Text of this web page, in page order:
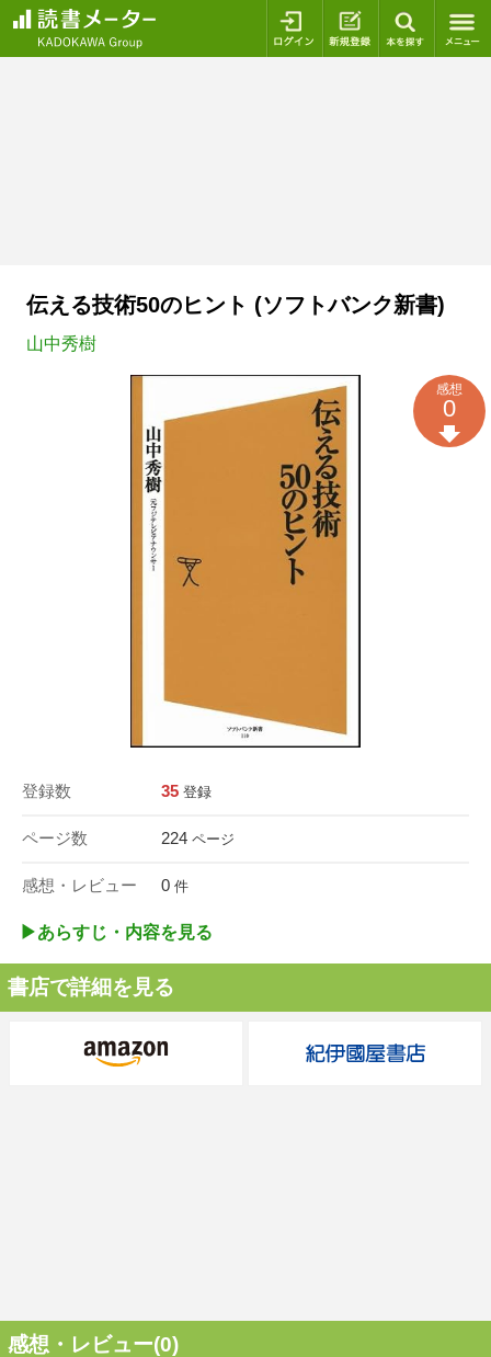
ログイン 新規登録
伝える技術50のヒント (ソフトバンク新書)
山中秀樹
登録数 35 登録
ページ数 224 ページ
感想・レビュー 0 件
感想
0
▶︎あらすじ・内容を見る
書店で詳細を見る
感想・レビュー(0)